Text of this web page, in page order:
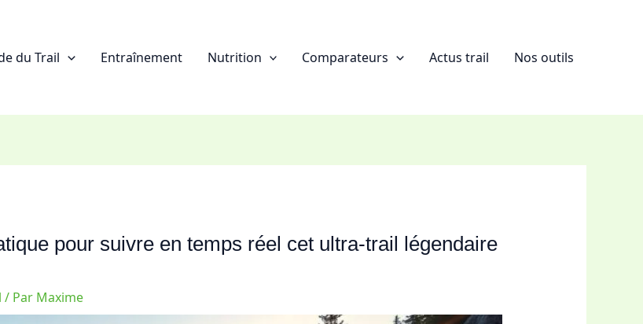
du Trail Entraînement Nutrition Comparateurs Actus trail Nos outils
pour suivre en temps réel cet ultra-trail légendaire
/ Par Maxime